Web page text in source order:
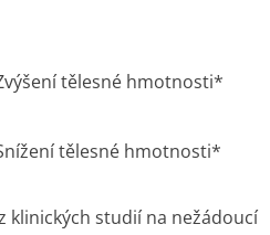
tělesné hmotnosti*
tělesné hmotnosti*
klinických studií na nežádoucí